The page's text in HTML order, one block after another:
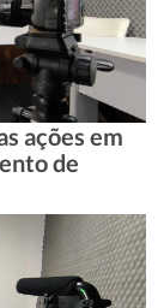
ações em
de